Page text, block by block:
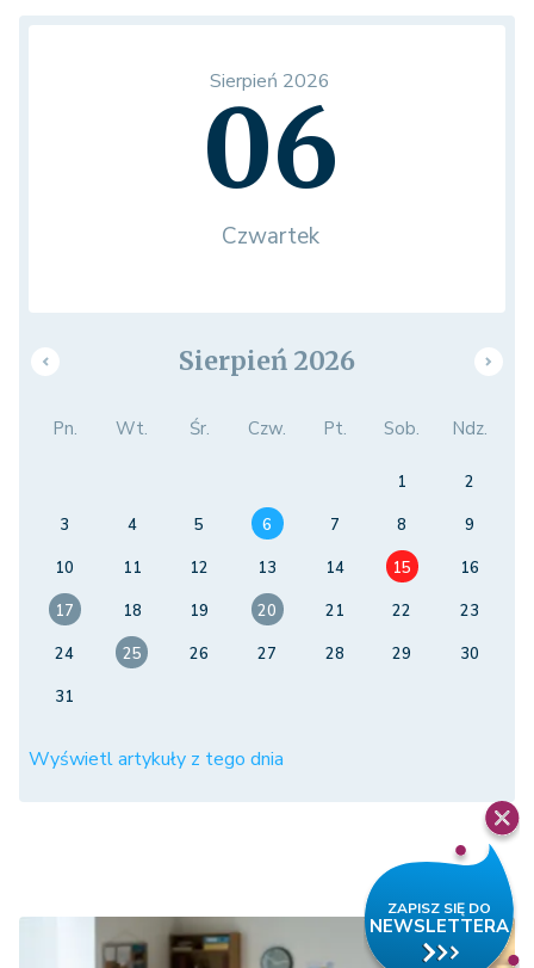
Sierpień 2026
06
Czwartek
Sierpień 2026
Pn. Wt. Śr. Czw. Pt. Sob. Ndz.
1
2
3
4 5 6 7 8
9
10
11 12 13 14 15
16
17
18 19 20 21 22
23
24
25 26 27 28 29
30
31
Wyświetl artykuły z tego dnia